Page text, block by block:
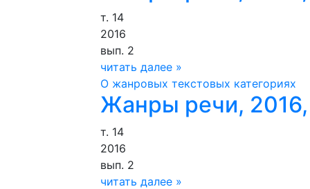
т. 14
2016
вып. 2
читать далее »
О жанровых текстовых категориях
Жанры речи,
т. 14
2016
вып. 2
читать далее »